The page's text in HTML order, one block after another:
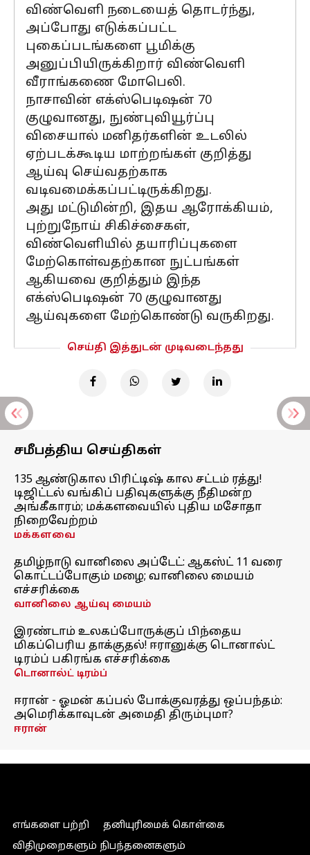
விண்வெளி நடையைத் தொடர்ந்து,
அப்போது எடுக்கப்பட்ட
புகைப்படங்களை பூமிக்கு
அனுப்பியிருக்கிறார் விண்வெளி
வீராங்கணை மோபெலி.
நாசாவின் எக்ஸ்பெடிஷன் 70
குழுவானது, நுண்புவியூர்ப்பு
விசையால் மனிதர்களின் உடலில்
ஏற்படக்கூடிய மாற்றங்கள் குறித்து
ஆய்வு செய்வதற்காக
வடிவமைக்கப்பட்டிருக்கிறது.
அது மட்டுமின்றி, இதய ஆரோக்கியம்,
புற்றுநோய் சிகிச்சைகள்,
விண்வெளியில் தயாரிப்புகளை
மேற்கொள்வதற்கான நுட்பங்கள்
ஆகியவை குறித்தும் இந்த
எக்ஸ்பெடிஷன் 70 குழுவானது
ஆய்வுகளை மேற்கொண்டு வருகிறது.
செய்தி இத்துடன் முடிவடைந்தது
சமீபத்திய செய்திகள்
135 ஆண்டுகால பிரிட்டிஷ் கால சட்டம் ரத்து!
டிஜிட்டல் வங்கிப் பதிவுகளுக்கு நீதிமன்ற
அங்கீகாரம்; மக்களவையில் புதிய மசோதா
நிறைவேற்றம்
மக்களவை
தமிழ்நாடு வானிலை அப்டேட்: ஆகஸ்ட் 11 வரை
கொட்டப்போகும் மழை; வானிலை மையம்
எச்சரிக்கை
வானிலை ஆய்வு மையம்
இரண்டாம் உலகப்போருக்குப் பிந்தைய
மிகப்பெரிய தாக்குதல்! ஈரானுக்கு டொனால்ட்
டிரம்ப் பகிரங்க எச்சரிக்கை
டொனால்ட் டிரம்ப்
ஈரான் - ஓமன் கப்பல் போக்குவரத்து ஒப்பந்தம்:
அமெரிக்காவுடன் அமைதி திரும்புமா?
ஈரான்
எங்களை பற்றி
தனியுரிமைக் கொள்கை
விதிமுறைகளும் நிபந்தனைகளும்